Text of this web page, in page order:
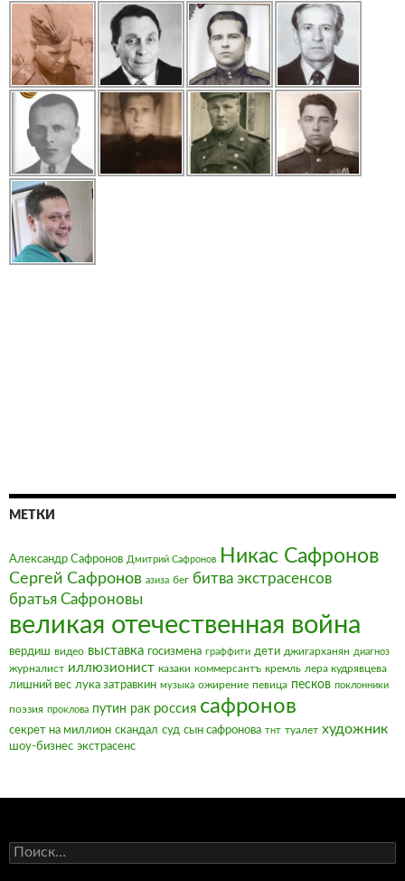
МЕТКИ
Александр Сафронов Дмитрий Сафронов Никас Сафронов
Сергей Сафронов азиза бег битва экстрасенсов
братья Сафроновы
великая отечественная война
вердиш видео выставка госизмена граффити дети джигарханян диагноз
журналист иллюзионист казаки коммерсантъ кремль лера кудрявцева
лишний вес лука затравкин музыка ожирение певица песков поклонники
поэзия проклова путин рак россия сафронов
секрет на миллион скандал суд сын сафронова тнт туалет художник
шоу-бизнес экстрасенс
Найти: